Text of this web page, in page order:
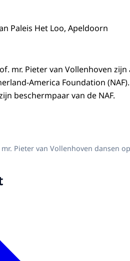
Paleis Het Loo, Apeldoorn
mr. Pieter van Vollenhoven
America Foundation
beschermpaar van de NAF.
en prof. mr. Pieter van Vollenhoven
Pieter van Vollenhoven dansen